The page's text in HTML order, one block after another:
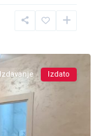
Izdavanje Izdato